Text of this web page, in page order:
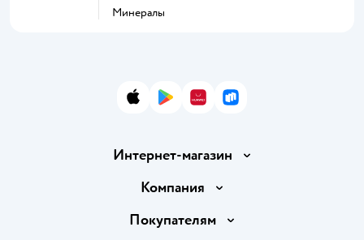
Минералы
App StoreGoogle Play
AppGallery
RuStore
Интернет-магазин
Доставка и оплата
Правила продажи
Компания
Вакансии
Покупателям